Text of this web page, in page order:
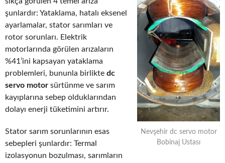
Nevşehir dc servo motor
Bobinaj Ustası
şunlardır: Yataklama, hatalı eksenel
ayarlamalar, stator sarımları ve
rotor sorunları. Elektrik
motorlarında görülen arızaların
%41’ini kapsayan yataklama
problemleri, bununla birlikte dc
servo motor sürtünme ve sarım
kayıplarına sebep olduklarından
dolayı enerji tüketimini artırır.
Stator sarım sorunlarının esas
sebepleri şunlardır: Termal
izolasyonun bozulması, sarımların